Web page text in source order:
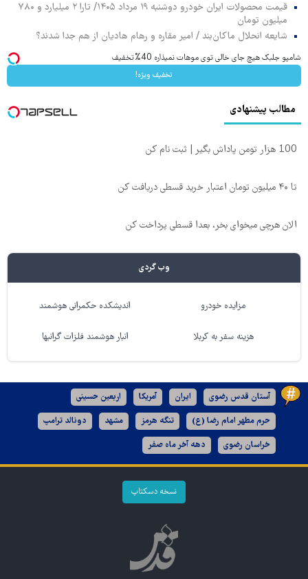
قیمت محصولات ایران خودرو دوشنبه ۱۹ مرداد ۱۴۰۵/ تارا ۲ میلیارد و ۷۸۰
میلیون تومان
شایعه انحلال ماکان‌بند / امیر مقاره و رهام هادیان از هم جدا شدند؟
شامپو جلبک هیچ جای خالی توی موهات نمیذاره 40%تخفیف
تخفیف ویژه!
مطالب پیشنهادی
100 هزار تومن پاداش بگیر | ثبت نام کن
تا ۴۰ میلیون تومان اعتبار خرید قسطی دریافت کن
الان هرچی میخوای بخر، بعدا قسطی پرداخت کن
وب گردی
مزایده خودرو اندیشکده حکمرانی هوشمند
هزینه سفر به کربلا انبار هوشمند فلزات گرانبها
آستان قدس رضوی ایران آمریکا اربعین حسینی
حرم مطهر امام رضا (ع) تنگه هرمز مشهد دونالد ترامپ
خراسان رضوی دهه آخر ماه صفر
نسخه دسکتاپ